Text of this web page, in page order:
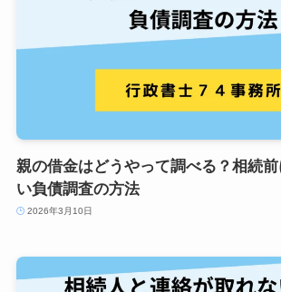
親の借金はどうやって調べる？相続
い負債調査の方法
2026年3月10日